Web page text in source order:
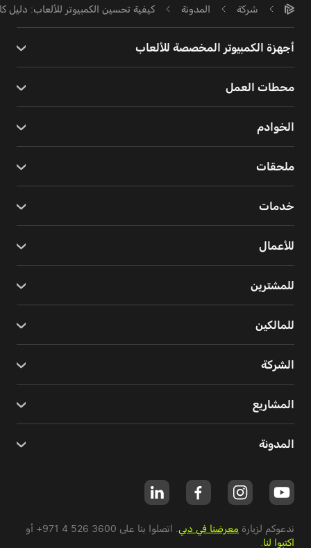
شركة المدونة كيفية تحسين الكمبيوتر للألعاب: دليل كامل
أجهزة الكمبيوتر المخصصة للألعاب
محطات العمل
الخوادم
ملحقات
خدمات
للأعمال
للمشترين
للمالكين
الشركة
المشاريع
المدونة
ندعوكم لزيارة معرضنا في دبي . اتصلوا بنا على +971 4 526 3600 أو
اكتبوا لنا